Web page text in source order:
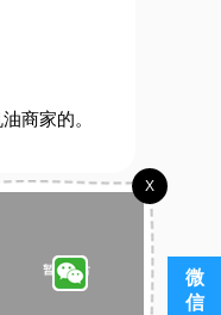
商家的。
微
信
X